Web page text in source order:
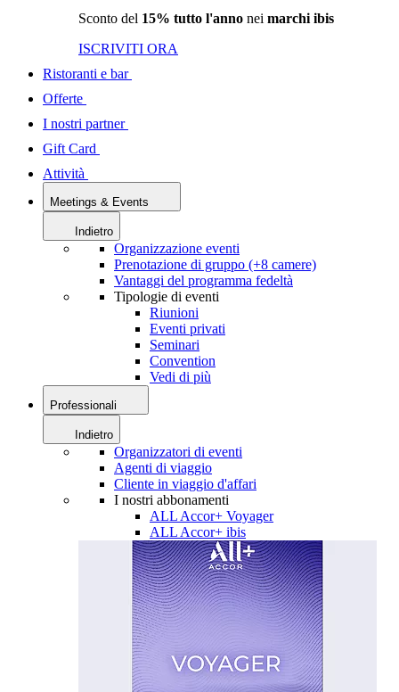
Sconto del 15% tutto l'anno nei marchi ibis
ISCRIVITI ORA
Ristoranti e bar
Offerte
I nostri partner
Gift Card
Attività
Meetings & Events
Indietro
Organizzazione eventi
Prenotazione di gruppo (+8 camere)
Vantaggi del programma fedeltà
Tipologie di eventi
Riunioni
Eventi privati
Seminari
Convention
Vedi di più
Professionali
Indietro
Organizzatori di eventi
Agenti di viaggio
Cliente in viaggio d'affari
I nostri abbonamenti
ALL Accor+ Voyager
ALL Accor+ ibis